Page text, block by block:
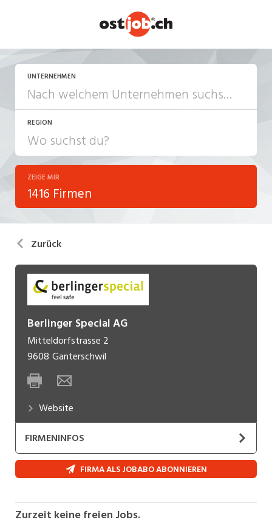
UNTERNEHMEN
REGION
ZEIGE MIR
1416 Firmen
Zurück
Berlinger Special AG
Mitteldorfstrasse 2
9608 Ganterschwil
Website
FIRMENINFOS
Die Berlinger Special AG entwickelt, produziert
und vertreibt innovative Lösungen für den
Urin- und Blutproben im Rahmen standardisierter
FIRMA ALS JOBABO ABONNIEREN
Zurzeit keine freien Jobs.